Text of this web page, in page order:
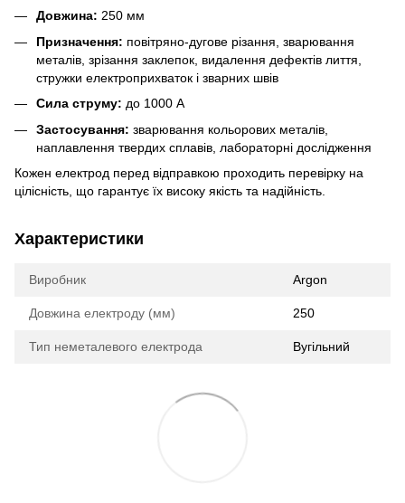
Довжина: 250 мм
Призначення: повітряно-дугове різання, зварювання
металів, зрізання заклепок, видалення дефектів лиття,
стружки електроприхваток і зварних швів
Сила струму: до 1000 А
Застосування: зварювання кольорових металів,
наплавлення твердих сплавів, лабораторні дослідження
Кожен електрод перед відправкою проходить перевірку на
цілісність, що гарантує їх високу якість та надійність.
Характеристики
Виробник Argon
Довжина електроду (мм) 250
Тип неметалевого електрода Вугільний